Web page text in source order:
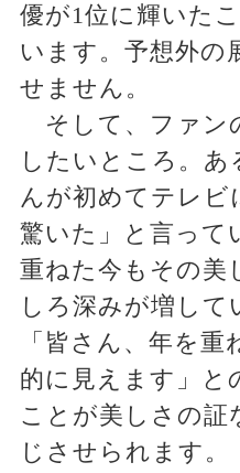
優が1位に輝いた
います。予想外の
せません。
そして、ファン
したいところ。あ
んが初めてテレビ
驚いた」と言って
重ねた今もその美
しろ深みが増して
「皆さん、年を
的に見えます」と
ことが美しさの証
じさせられます。